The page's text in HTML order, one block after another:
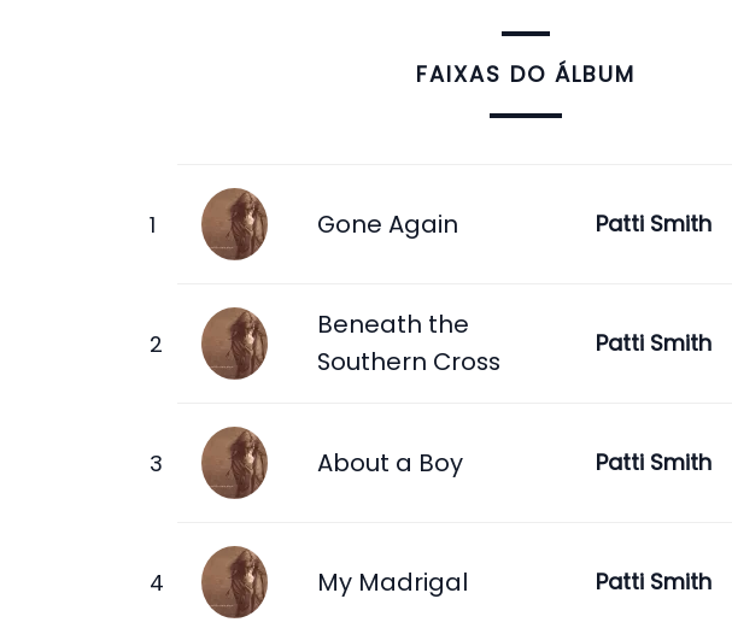
FAIXAS DO ÁLBUM
Gone Again Patti Smith
Beneath the
Southern Cross
Patti Smith
About a Boy Patti Smith
My Madrigal Patti Smith